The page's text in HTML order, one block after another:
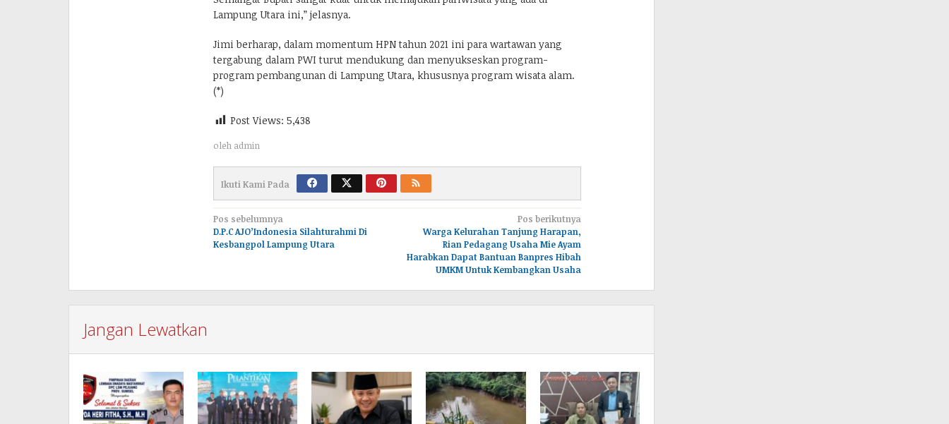
Lampung Utara ini,” jelasnya.
Jimi berharap, dalam momentum HPN tahun 2021 ini para wartawan yang
tergabung dalam PWI turut mendukung dan menyukseskan program-
program pembangunan di Lampung Utara, khususnya program wisata alam.
(*)
Post Views: 5,438
oleh admin
Ikuti Kami Pada
Navigasi
pos
Pos sebelumnya
D.P.C AJO’Indonesia Silahturahmi Di
Kesbangpol Lampung Utara
Pos berikutnya
Warga Kelurahan Tanjung Harapan,
Rian Pedagang Usaha Mie Ayam
Harabkan Dapat Bantuan Banpres Hibah
UMKM Untuk Kembangkan Usaha
Jangan Lewatkan